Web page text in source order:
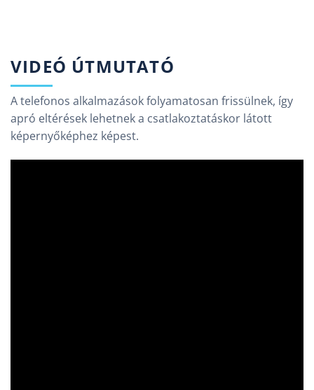
VIDEÓ ÚTMUTATÓ
A telefonos alkalmazások folyamatosan frissülnek, így
apró eltérések lehetnek a csatlakoztatáskor látott
képernyőképhez képest.